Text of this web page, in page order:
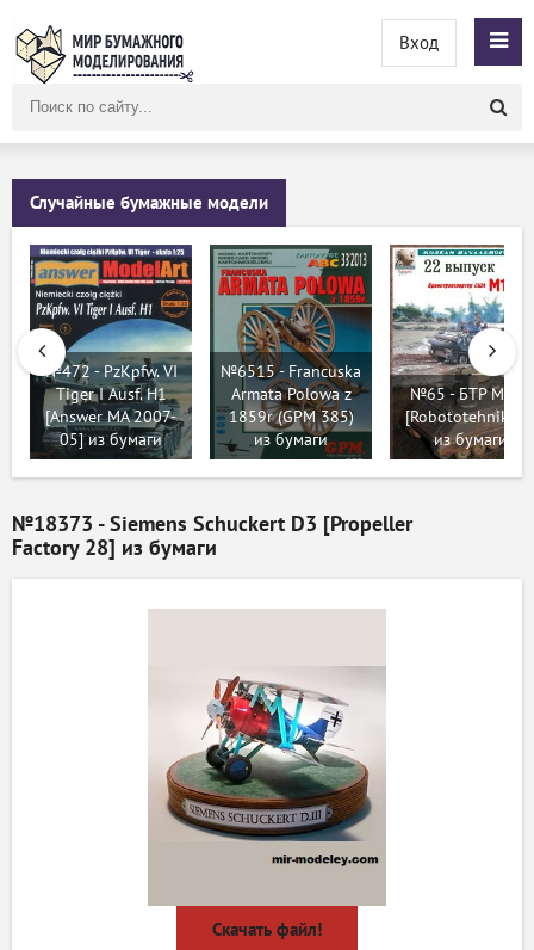
сайту
Вход
Случайные бумажные модели
№472 - PzKpfw. VI
Tiger I Ausf. H1
[Answer MA 2007-
05] из бумаги
№6515 - Francuska
Armata Polowa z
1859r (GPM 385)
из бумаги
№65 - БТР М113
[Robototehnik
из бумаги
№18373 - Siemens Schuckert D3 [Propeller
Factory 28] из бумаги
Скачать файл!